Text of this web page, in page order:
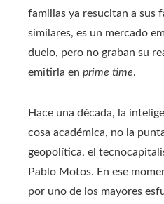
familias ya resucitan a sus
similares, es un mercado
duelo, pero no graban su
emitirla en prime time.
Hace una década, la
cosa académica, no la
geopolítica, el
Pablo Motos. En ese
por uno de los mayores